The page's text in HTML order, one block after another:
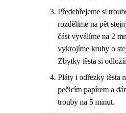
Předehřejeme si
rozdělíme na pět
část vyválíme na 2
vykrojíme kruhy o
Zbytky těsta si
Pláty i odřezky těsta
pečicím papírem a
trouby na 5 minut.